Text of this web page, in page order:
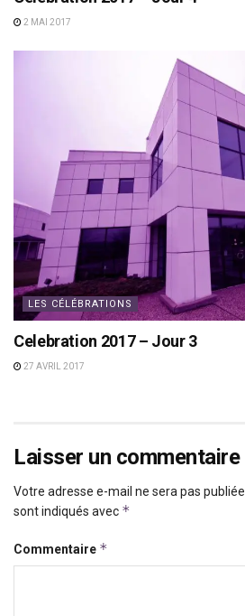
2 MAI 2017
LES CÉLÉBRATIONS
Celebration 2017 – Jour 3
27 AVRIL 2017
Laisser un commentaire
Votre adresse e-mail ne sera pas publiée.
sont indiqués avec *
Commentaire *